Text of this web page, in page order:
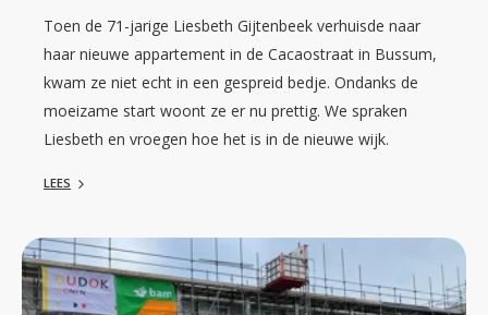
Toen de 71-jarige Liesbeth Gijtenbeek verhuisde naar
haar nieuwe appartement in de Cacaostraat in Bussum,
kwam ze niet echt in een gespreid bedje. Ondanks de
moeizame start woont ze er nu prettig. We spraken
Liesbeth en vroegen hoe het is in de nieuwe wijk.
LEES